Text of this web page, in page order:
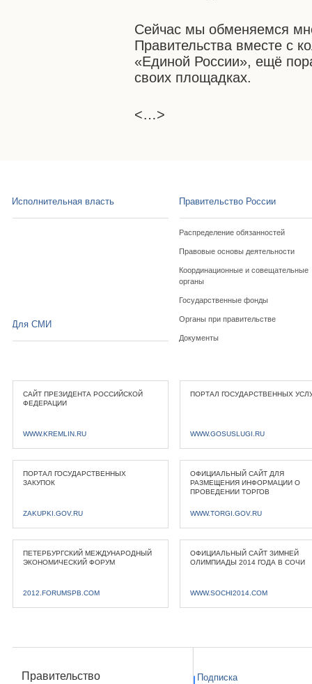
Сейчас мы обменяемся
Правительства вместе с
«Единой России», ещё
своих площадках.
<…>
Исполнительная власть Правительство России
Распределение обязанностей
Правовые основы деятельности
Координационные и совещательные
органы
Государственные фонды
Органы при правительстве
Документы
Для СМИ
САЙТ ПРЕЗИДЕНТА РОССИЙСКОЙ
ФЕДЕРАЦИИ
WWW.KREMLIN.RU
ПОРТАЛ ГОСУДАРСТВЕННЫХ
WWW.GOSUSLUGI.RU
ПОРТАЛ ГОСУДАРСТВЕННЫХ
ЗАКУПОК
ZAKUPKI.GOV.RU
ОФИЦИАЛЬНЫЙ САЙТ ДЛЯ
РАЗМЕЩЕНИЯ ИНФОРМАЦИИ О
ПРОВЕДЕНИИ ТОРГОВ
WWW.TORGI.GOV.RU
ПЕТЕРБУРГСКИЙ МЕЖДУНАРОДНЫЙ
ЭКОНОМИЧЕСКИЙ ФОРУМ
2012.FORUMSPB.COM
ОФИЦИАЛЬНЫЙ САЙТ ЗИМНЕЙ
ОЛИМПИАДЫ 2014 ГОДА В СОЧИ
WWW.SOCHI2014.COM
Правительство
Подписка